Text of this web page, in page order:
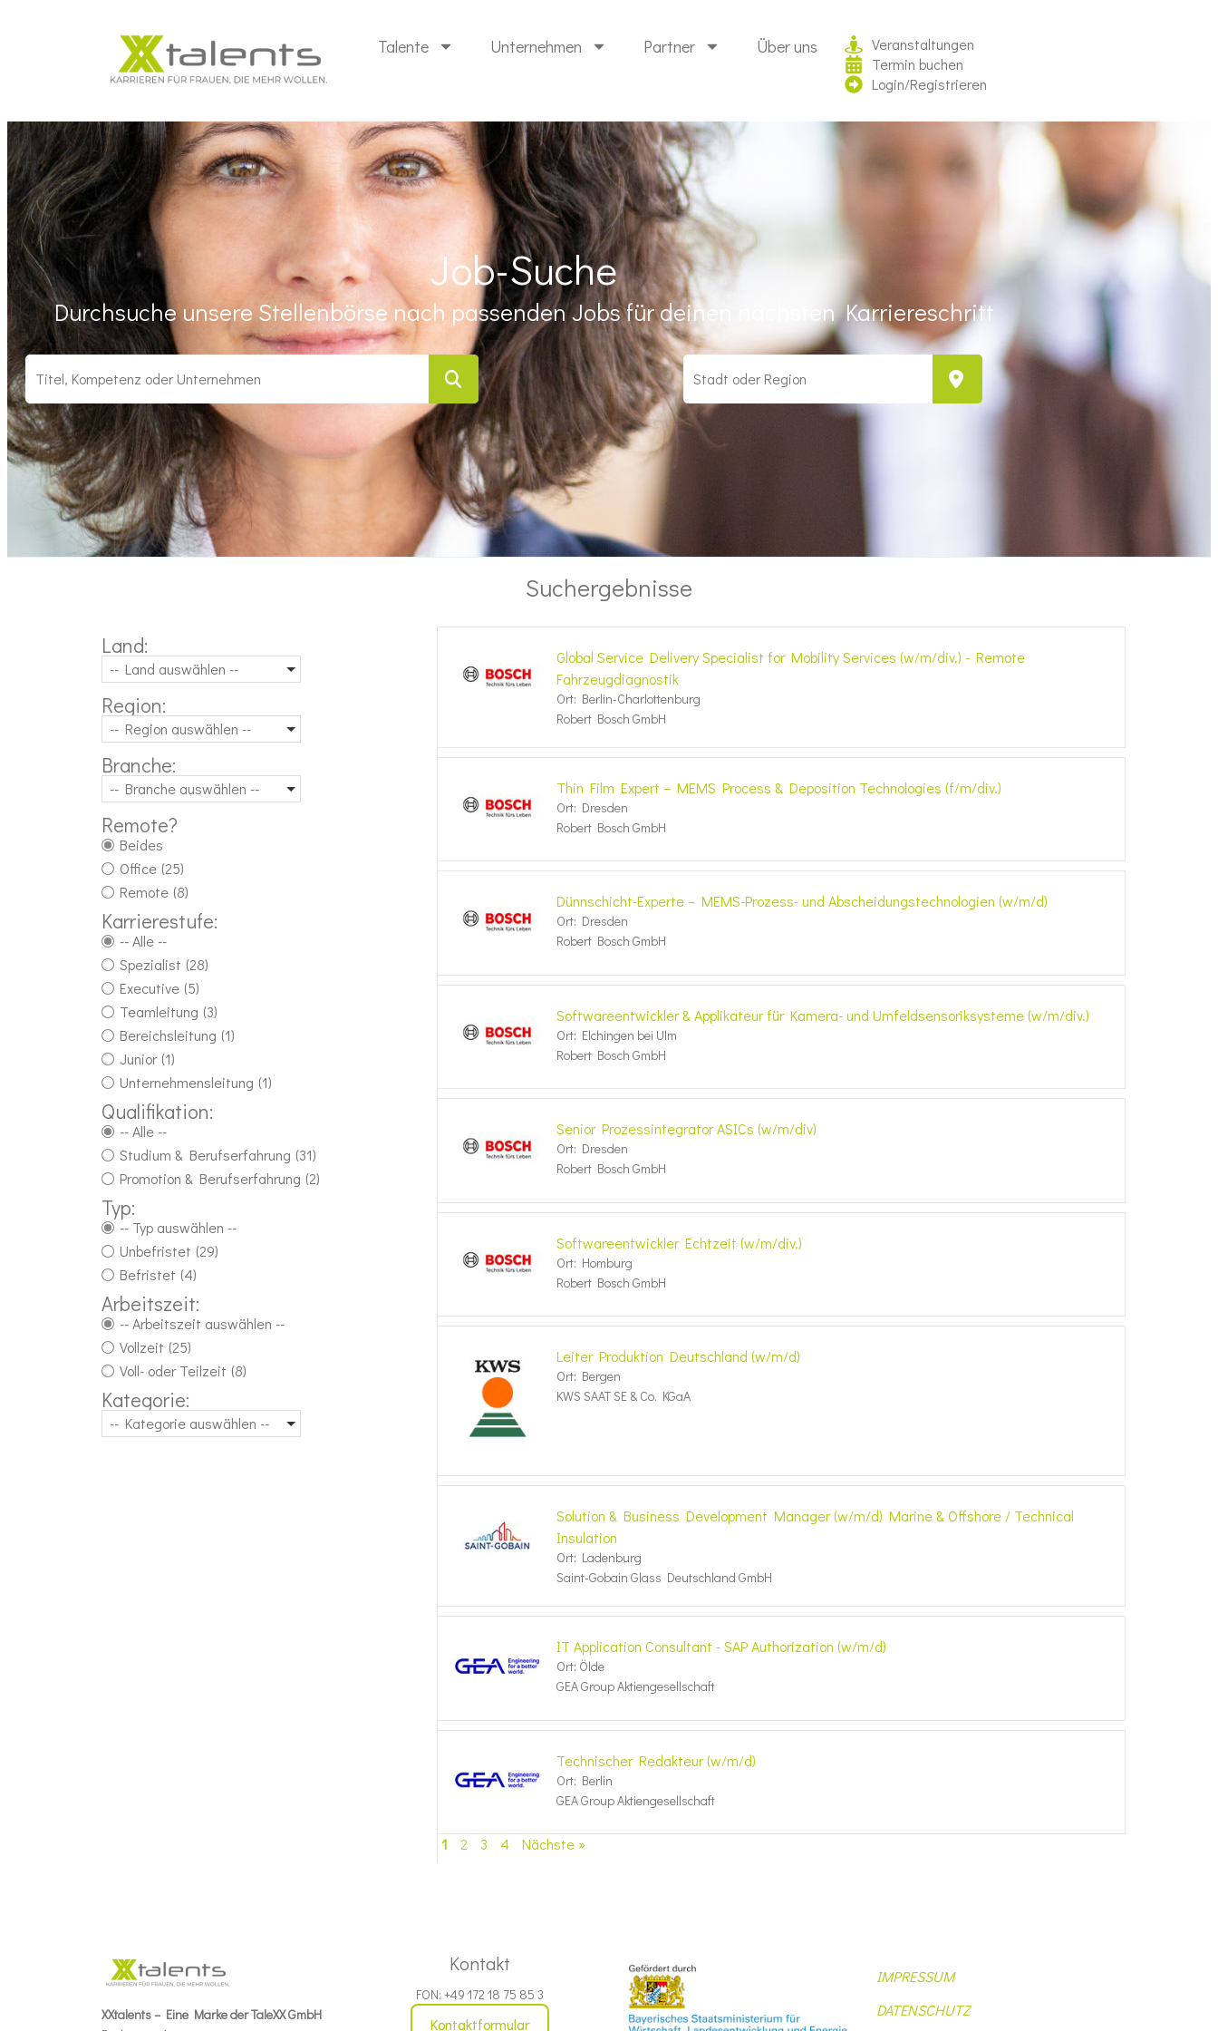
Talente Unternehmen Partner Über uns
Veranstaltungen
Termin buchen
Login/Registrieren
Job-Suche
Durchsuche unsere Stellenbörse nach passenden Jobs für deinen nächsten Karriereschritt
Suchergebnisse
Land:
-- Land auswählen --
Region:
-- Region auswählen --
Branche:
-- Branche auswählen --
Remote?
Beides
Office (25)
Remote (8)
Karrierestufe:
-- Alle --
Spezialist (28)
Executive (5)
Teamleitung (3)
Bereichsleitung (1)
Junior (1)
Unternehmensleitung (1)
Qualifikation:
-- Alle --
Studium & Berufserfahrung (31)
Promotion & Berufserfahrung (2)
Typ:
-- Typ auswählen --
Unbefristet (29)
Befristet (4)
Arbeitszeit:
-- Arbeitszeit auswählen --
Vollzeit (25)
Voll- oder Teilzeit (8)
Kategorie:
-- Kategorie auswählen --
Global Service Delivery Specialist for Mobility Services (w/m/div.) - Remote
Fahrzeugdiagnostik
Ort: Berlin-Charlottenburg
Robert Bosch GmbH
Thin Film Expert – MEMS Process & Deposition Technologies (f/m/div.)
Ort: Dresden
Robert Bosch GmbH
Dünnschicht-Experte – MEMS-Prozess- und Abscheidungstechnologien (w/m/d)
Ort: Dresden
Robert Bosch GmbH
Softwareentwickler & Applikateur für Kamera- und Umfeldsensoriksysteme (w/m/div.)
Ort: Elchingen bei Ulm
Robert Bosch GmbH
Senior Prozessintegrator ASICs (w/m/div)
Ort: Dresden
Robert Bosch GmbH
Softwareentwickler Echtzeit (w/m/div.)
Ort: Homburg
Robert Bosch GmbH
Leiter Produktion Deutschland (w/m/d)
Ort: Bergen
KWS SAAT SE & Co. KGaA
Solution & Business Development Manager (w/m/d) Marine & Offshore / Technical
Insulation
Ort: Ladenburg
Saint-Gobain Glass Deutschland GmbH
IT Application Consultant - SAP Authorization (w/m/d)
Ort: Ölde
GEA Group Aktiengesellschaft
Technischer Redakteur (w/m/d)
Ort: Berlin
GEA Group Aktiengesellschaft
1 2 3 4 Nächste »
XXtalents – Eine Marke der TaleXX GmbH
Kontakt
FON: +49 172 18 75 85 3
Kontaktformular
IMPRESSUM
DATENSCHUTZ